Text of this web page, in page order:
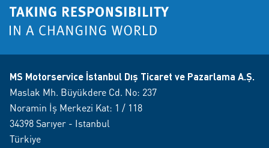
MS Motorservice İstanbul Dış Ticaret ve Pazarlama A.Ş.
Maslak Mh. Büyükdere Cd. No: 237
Noramin İş Merkezi Kat: 1 / 118
34398 Sarıyer - Istanbul
Türkiye